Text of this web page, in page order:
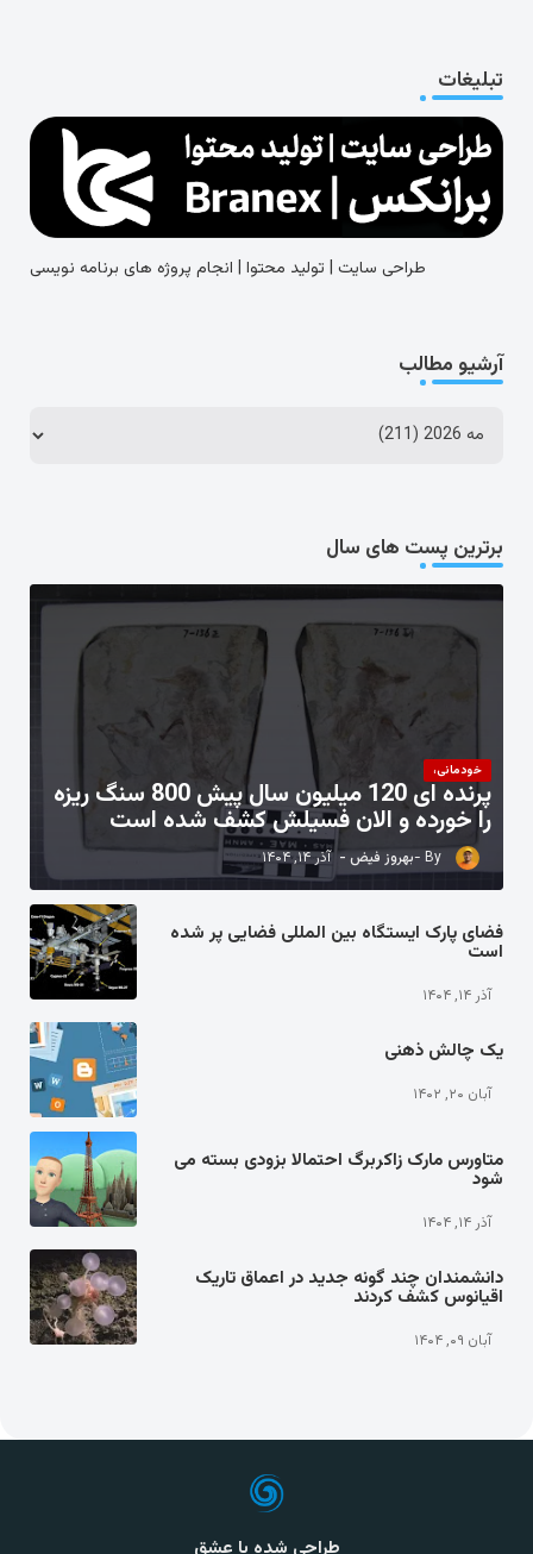
تبلیغات
طراحی سایت | تولید محتوا | انجام پروژه های برنامه نویسی
آرشیو مطالب
برترین پست های سال
خودمانی،
پرنده ای 120 میلیون سال پیش 800 سنگ ریزه
را خورده و الان فسیلش کشف شده است
بهروز فیض آذر ۱۴, ۱۴۰۴
فضای پارک ایستگاه بین المللی فضایی پر شده
است
آذر ۱۴, ۱۴۰۴
یک چالش ذهنی
آبان ۲۰, ۱۴۰۲
متاورس مارک زاکربرگ احتمالا بزودی بسته می
شود
آذر ۱۴, ۱۴۰۴
دانشمندان چند گونه جدید در اعماق تاریک
اقیانوس کشف کردند
آبان ۰۹, ۱۴۰۴